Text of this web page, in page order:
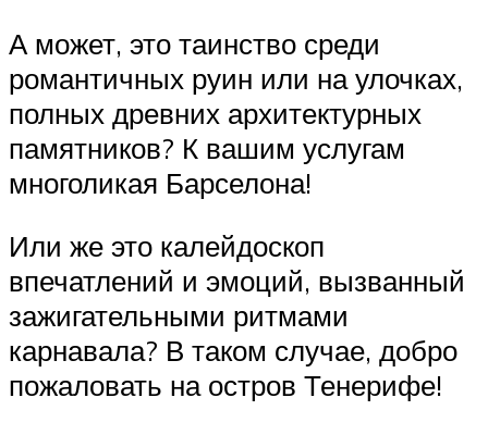
А может, это таинство среди
романтичных руин или на улочках,
полных древних архитектурных
памятников? К вашим услугам
многоликая Барселона!
Или же это калейдоскоп
впечатлений и эмоций, вызванный
зажигательными ритмами
карнавала? В таком случае, добро
пожаловать на остров Тенерифе!